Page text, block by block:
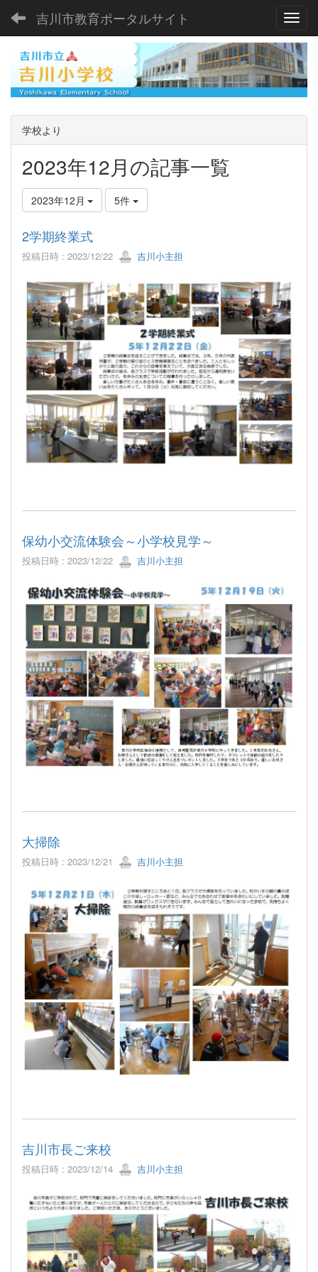
吉川市教育ポータルサイト
学校より
2023年12月の記事一覧
2023年12月 5件
2学期終業式
投稿日時 : 2023/12/22 吉川小主担
保幼小交流体験会～小学校見学～
投稿日時 : 2023/12/22 吉川小主担
大掃除
投稿日時 : 2023/12/21 吉川小主担
吉川市長ご来校
投稿日時 : 2023/12/14 吉川小主担